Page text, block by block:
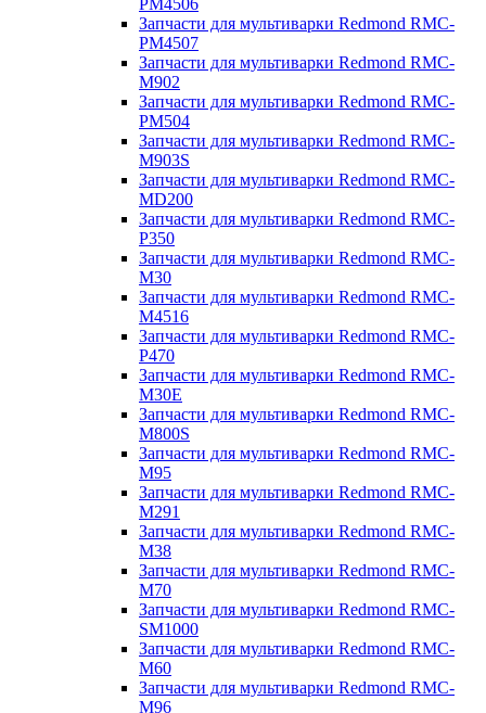
PM4506
Запчасти для мультиварки Redmond RMC-
PM4507
Запчасти для мультиварки Redmond RMC-
M902
Запчасти для мультиварки Redmond RMC-
PM504
Запчасти для мультиварки Redmond RMC-
M903S
Запчасти для мультиварки Redmond RMC-
MD200
Запчасти для мультиварки Redmond RMC-
P350
Запчасти для мультиварки Redmond RMC-
M30
Запчасти для мультиварки Redmond RMC-
M4516
Запчасти для мультиварки Redmond RMC-
P470
Запчасти для мультиварки Redmond RMC-
M30E
Запчасти для мультиварки Redmond RMC-
M800S
Запчасти для мультиварки Redmond RMC-
M95
Запчасти для мультиварки Redmond RMC-
M291
Запчасти для мультиварки Redmond RMC-
M38
Запчасти для мультиварки Redmond RMC-
M70
Запчасти для мультиварки Redmond RMC-
SM1000
Запчасти для мультиварки Redmond RMC-
M60
Запчасти для мультиварки Redmond RMC-
M96